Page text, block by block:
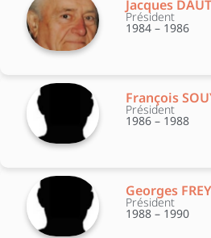
Jacques
Président
1984 – 1986
François
Président
1986 – 1988
Georges
Président
1988 – 1990